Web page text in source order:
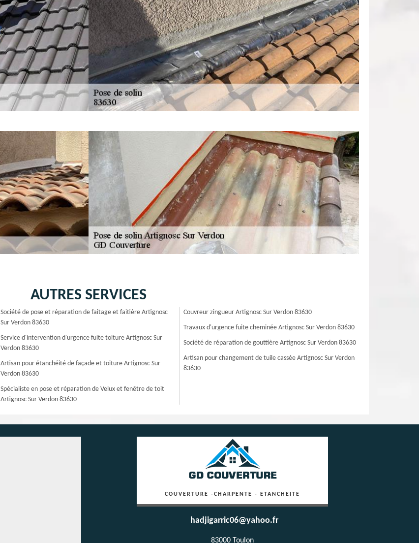
AUTRES SERVICES
Société de pose et réparation de faitage et faitière Artignosc
Sur Verdon 83630
Service d'intervention d'urgence fuite toiture Artignosc Sur
Verdon 83630
Artisan pour étanchéité de façade et toiture Artignosc Sur
Verdon 83630
Spécialiste en pose et réparation de Velux et fenêtre de toit
Artignosc Sur Verdon 83630
Couvreur zingueur Artignosc Sur Verdon 83630
Travaux d'urgence fuite cheminée Artignosc Sur Verdon 83630
Société de réparation de gouttière Artignosc Sur Verdon 83630
Artisan pour changement de tuile cassée Artignosc Sur Verdon
83630
COUVERTURE -CHARPENTE - ETANCHEITE
hadjigarric06@yahoo.fr
83000 Toulon